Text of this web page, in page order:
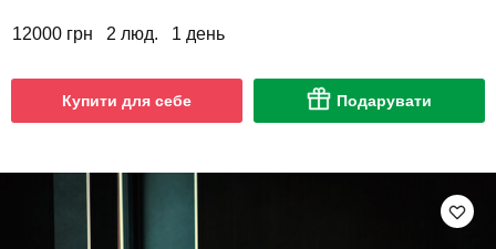
12000 грн 2 люд. 1 день
Купити для себе Подарувати